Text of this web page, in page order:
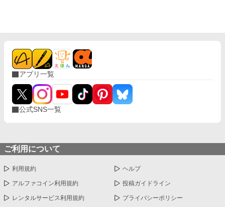
アプリ一覧
公式SNS一覧
ご利用について
利用規約 ヘルプ
アルファコイン利用規約 投稿ガイドライン
レンタルサービス利用規約 プライバシーポリシー